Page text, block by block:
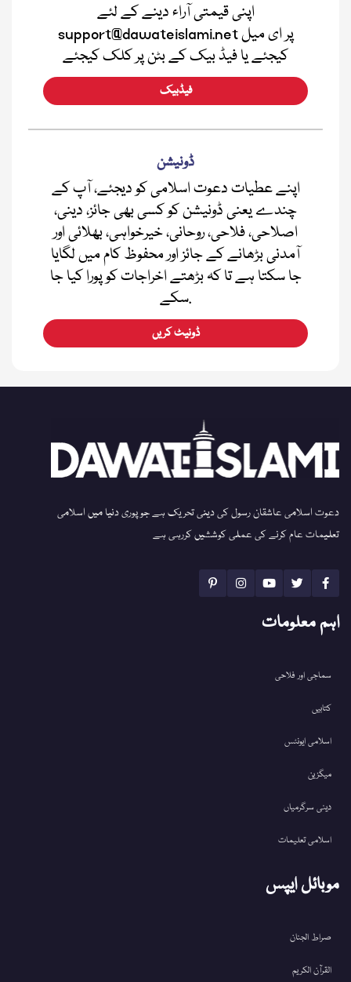
اپنی قیمتی آراء دینے کے لئے
support@dawateislami.net پر ای میل
کیجئے یا فیڈ بیک کے بٹن پر کلک کیجئے
فیڈبیک
ڈونیشن
اپنے عطیات دعوت اسلامی کو دیجئے، آپ کے
چندے یعنی ڈونیشن کو کسی بھی جائز، دینی،
اصلاحی، فلاحی، روحانی، خیرخواہی، بھلائی اور
آمدنی بڑھانے کے جائز اور محفوظ کام میں لگایا
جا سکتا ہے تا کہ بڑھتے اخراجات کو پورا کیا جا
سکے.
ڈونیٹ کریں
دعوت اسلامی عاشقان رسول کی دینی تحریک ہے جو پوری دنیا میں اسلامی
تعلیمات عام کرنے کی عملی کوششیں کررہی ہے
اہم معلومات
سماجی اور فلاحی
کتابیں
اسلامی ایونٹس
میگزین
دینی سرگرمیاں
اسلامی تعلیمات
موبائل ایپس
صراط الجنان
القرآن الکریم